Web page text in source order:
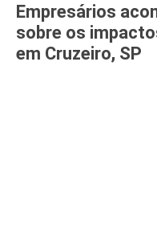
Empresários
sobre os
em Cruzeiro, SP